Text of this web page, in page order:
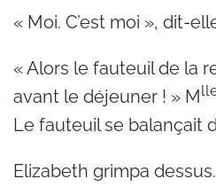
« Moi. C’est moi », dit-
« Alors le fauteuil de la
avant le déjeuner ! » M
Le fauteuil se balançait
Elizabeth grimpa